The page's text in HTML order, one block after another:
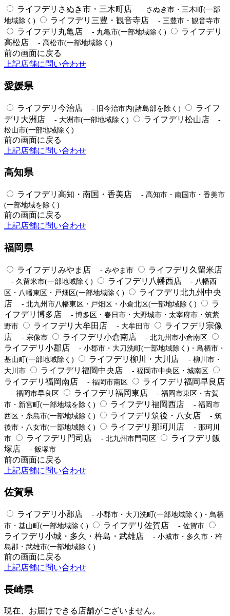
ライフデリさぬき市・三木町店
- さぬき市・三木町(一部
地域除く)
ライフデリ三豊・観音寺店 - 三豊市・観音寺市
ライフデリ丸亀店 - 丸亀市(一部地域除く)
ライフデリ
高松店
- 高松市(一部地域除く)
前の画面に戻る
上記店舗に問い合わせ
愛媛県
ライフデリ今治店 - 旧今治市内(諸島部を除く)
ライフ
デリ大洲店
- 大洲市(一部地域除く) ライフデリ松山店
-
松山市(一部地域除く)
前の画面に戻る
上記店舗に問い合わせ
高知県
ライフデリ高知・南国・香美店
- 高知市・南国市・香美市
(一部地域を除く)
前の画面に戻る
上記店舗に問い合わせ
福岡県
ライフデリみやま店 - みやま市 ライフデリ久留米店
- 久留米市(一部地域除く) ライフデリ八幡西店
- 八幡西
区・八幡東区・戸畑区(一部地域除く)
ライフデリ北九州中央
店
- 北九州市八幡東区・戸畑区・小倉北区(一部地域除く)
ラ
イフデリ博多店
- 博多区・春日市・大野城市・太宰府市・筑紫
野市
ライフデリ大牟田店 - 大牟田市
ライフデリ宗像
店
- 宗像市 ライフデリ小倉南店 - 北九州市小倉南区
ライフデリ小郡店
- 小郡市・大刀洗町(一部地域除く)・鳥栖市・
基山町(一部地域除く)
ライフデリ柳川・大川店
- 柳川市・
大川市
ライフデリ福岡中央店 - 福岡市中央区・城南区
ライフデリ福岡南店 - 福岡市南区 ライフデリ福岡早良店
- 福岡市早良区 ライフデリ福岡東店
- 福岡市東区・古賀
市・新宮町(一部地域を除く)
ライフデリ福岡西店
- 福岡市
西区・糸島市(一部地域除く)
ライフデリ筑後・八女店
- 筑
後市・八女市(一部地域除く)
ライフデリ那珂川店
- 那珂川
市
ライフデリ門司店 - 北九州市門司区
ライフデリ飯
塚店
- 飯塚市
前の画面に戻る
上記店舗に問い合わせ
佐賀県
ライフデリ小郡店
- 小郡市・大刀洗町(一部地域除く)・鳥栖
市・基山町(一部地域除く)
ライフデリ佐賀店 - 佐賀市
ライフデリ小城・多久・杵島・武雄店
- 小城市・多久市・杵
島郡・武雄市(一部地域除く)
前の画面に戻る
上記店舗に問い合わせ
長崎県
現在、お届けできる店舗がございません。